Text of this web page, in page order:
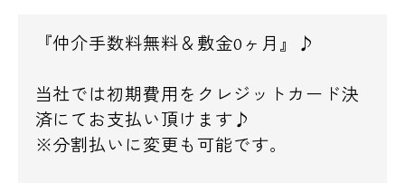
『仲介手数料無料＆敷金0ヶ月』♪
当社では初期費用をクレジットカード決
済にてお支払い頂けます♪
※分割払いに変更も可能です。